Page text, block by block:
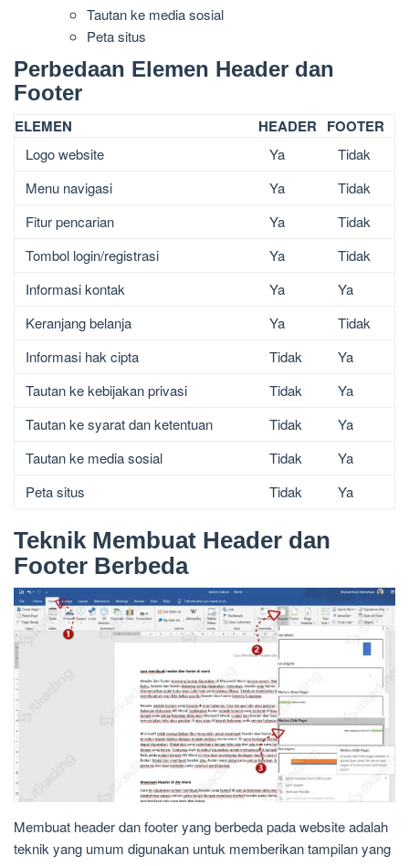
Tautan ke media sosial
Peta situs
Perbedaan Elemen Header dan
Footer
ELEMEN HEADER FOOTER
Logo website Ya
Tidak
Menu navigasi
Ya
Tidak
Fitur pencarian
Ya
Tidak
Tombol login/registrasi
Ya
Tidak
Informasi kontak
Ya
Ya
Keranjang belanja
Ya
Tidak
Informasi hak cipta
Tidak
Ya
Tautan ke kebijakan privasi
Tidak
Ya
Tautan ke syarat dan ketentuan
Tidak
Ya
Tautan ke media sosial
Tidak
Ya
Peta situs
Tidak Ya
Teknik Membuat Header dan
Footer Berbeda
Membuat header dan footer yang berbeda pada website adalah
teknik yang umum digunakan untuk memberikan tampilan yang